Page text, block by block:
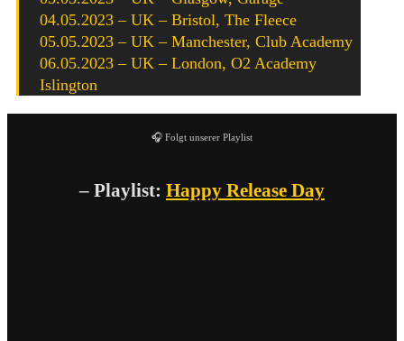
04.05.2023 – UK – Bristol, The Fleece
05.05.2023 – UK – Manchester, Club Academy
06.05.2023 – UK – London, O2 Academy
Islington
🎧 Folgt unserer Playlist
– Playlist: Happy Release Day